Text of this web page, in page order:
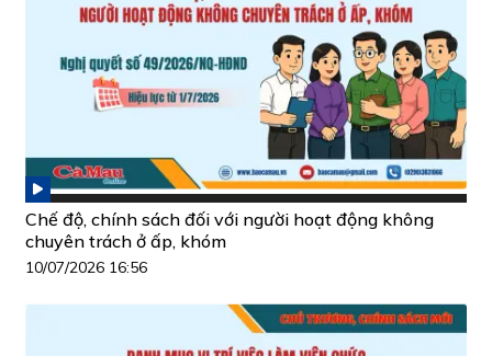
Chế độ, chính sách đối với người hoạt động không
chuyên trách ở ấp, khóm
10/07/2026 16:56